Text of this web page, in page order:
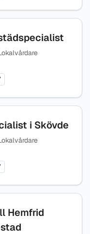
i Skövde
Hemfrid